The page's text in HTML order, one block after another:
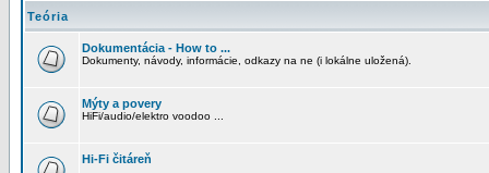
Teória
Dokumentácia - How to ...
Dokumenty, návody, informácie, odkazy na ne (i lokálne uložená).
Mýty a povery
HiFi/audio/elektro voodoo ...
Hi-Fi čitáreň